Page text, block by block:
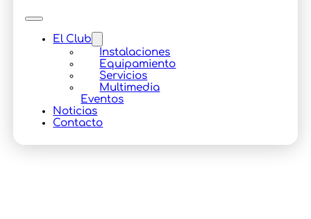
El Club
Instalaciones
Equipamiento
Servicios
Multimedia
Eventos
Noticias
Contacto